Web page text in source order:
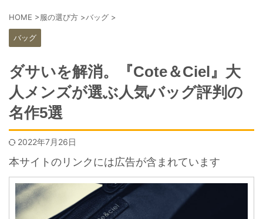
HOME >服の選び方 >バッグ >
バッグ
ダサいを解消。『Cote＆Ciel』大
人メンズが選ぶ人気バッグ評判の
名作5選
2022年7月26日
本サイトのリンクには広告が含まれています